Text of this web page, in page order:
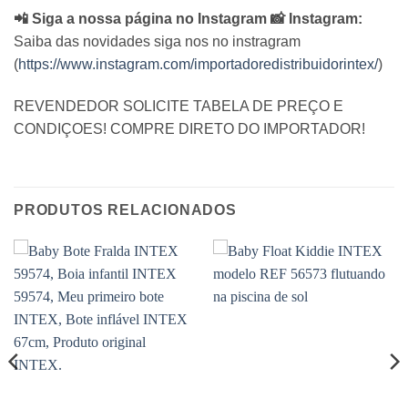
📲 Siga a nossa página no Instagram 📸 Instagram:
Saiba das novidades siga nos no instragram
(https://www.instagram.com/importadoredistribuidorintex/)
REVENDEDOR SOLICITE TABELA DE PREÇO E
CONDIÇOES! COMPRE DIRETO DO IMPORTADOR!
PRODUTOS RELACIONADOS